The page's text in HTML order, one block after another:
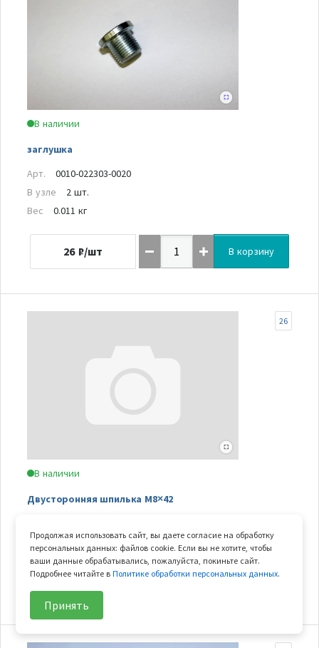
В наличии
заглушка
Арт.
0010-022303-0020
В узле
2 шт.
Вес
0.011 кг
26 ₽/шт В корзину
В наличии
Двусторонняя шпилька M8×42
26
В узле
2 шт.
В корзину
Продолжая использовать сайт, вы даете согласие на обработку
персональных данных: файлов cookie. Если вы не хотите, чтобы
ваши данные обрабатывались, пожалуйста, покиньте сайт.
Подробнее читайте вПолитике обработки персональных данных.
Принять